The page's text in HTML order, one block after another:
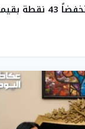
السوق السعودي يغلق منخفضاً 43 نقطة